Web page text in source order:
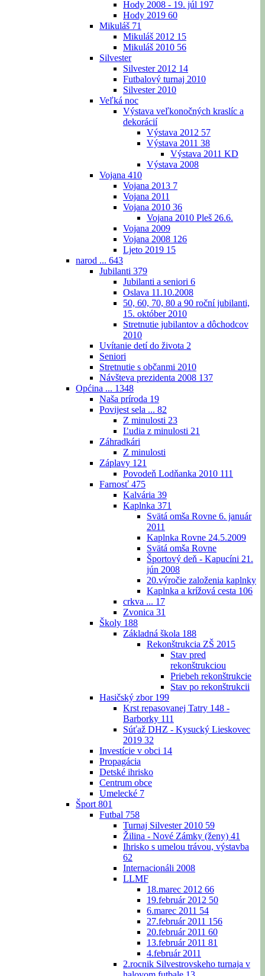
Hody 2008 - 19. júl 197
Hody 2019 60
Mikuláš 71
Mikuláš 2012 15
Mikuláš 2010 56
Silvester
Silvester 2012 14
Futbalový turnaj 2010
Silvester 2010
Veľká noc
Výstava veľkonočných kraslíc a
dekorácií
Výstava 2012 57
Výstava 2011 38
Výstava 2011 KD
Výstava 2008
Vojana 410
Vojana 2013 7
Vojana 2011
Vojana 2010 36
Vojana 2010 Pleš 26.6.
Vojana 2009
Vojana 2008 126
Ljeto 2019 15
narod ... 643
Jubilanti 379
Jubilanti a seniori 6
Oslava 11.10.2008
50, 60, 70, 80 a 90 roční jubilanti,
15. október 2010
Stretnutie jubilantov a dôchodcov
2010
Uvítanie detí do života 2
Seniori
Stretnutie s občanmi 2010
Návšteva prezidenta 2008 137
Općina ... 1348
Naša príroda 19
Povijest sela ... 82
Z minulosti 23
Ľudia z minulosti 21
Záhradkári
Z minulosti
Záplavy 121
Povodeň Lodňanka 2010 111
Farnosť 475
Kalvária 39
Kaplnka 371
Svätá omša Rovne 6. január
2011
Kaplnka Rovne 24.5.2009
Svätá omša Rovne
Športový deň - Kapucíni 21.
jún 2008
20.výročie založenia kaplnky
Kaplnka a krížová cesta 106
crkva ... 17
Zvonica 31
Školy 188
Základná škola 188
Rekonštrukcia ZŠ 2015
Stav pred
rekonštrukciou
Priebeh rekonštrukcie
Stav po rekonštrukcii
Hasičský zbor 199
Krst repasovanej Tatry 148 -
Barborky 111
Súťaž DHZ - Kysucký Lieskovec
2019 32
Investície v obci 14
Propagácia
Detské ihrisko
Centrum obce
Umelecké 7
Šport 801
Futbal 758
Turnaj Silvester 2010 59
Žilina - Nové Zámky (ženy) 41
Ihrisko s umelou trávou, výstavba
62
Internacionáli 2008
LLMF
18.marec 2012 66
19.február 2012 50
6.marec 2011 54
27.február 2011 156
20.február 2011 60
13.február 2011 81
4.február 2011
2.rocnik Silvestrovskeho turnaja v